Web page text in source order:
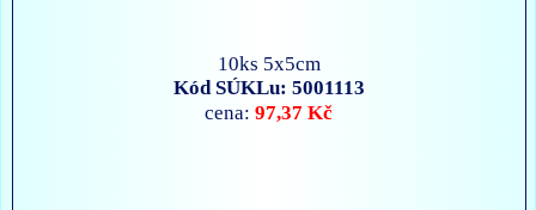
10ks 5x5cm
Kód SÚKLu: 5001113
cena:97,37 Kč